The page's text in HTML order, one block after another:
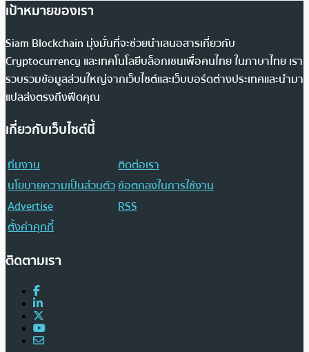
เป้าหมายของเรา
Siam Blockchain มุ่งมั่นที่จะช่วยนำเสนอสารเกี่ยวกับ
Cryptocurrency และเทคโนโลยีบล็อกเชนเพื่อคนไทย ในภาษาไทย เรา
รวบรวมข้อมูลส่วนใหญ่จากเว็บไซต์และเว็บบอร์ดต่างประเทศและนำมา
แปลส่งตรงถึงฟีดคุณ
เกี่ยวกับเว็บไซต์นี้
ทีมงาน
ติดต่อเรา
นโยบายความเป็นส่วนตัวข้อตกลงในการใช้งาน
Advertise
RSS
ตั้งค่าคุกกี้
ติดตามเรา